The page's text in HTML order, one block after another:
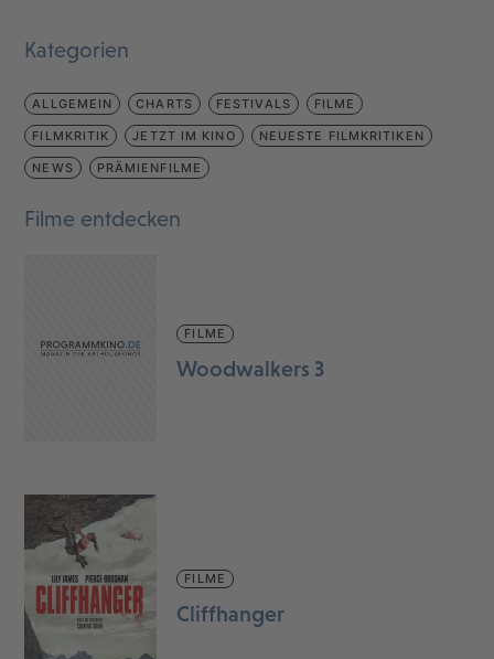
Kategorien
ALLGEMEIN CHARTS FESTIVALS FILME
FILMKRITIK JETZT IM KINO NEUESTE FILMKRITIKEN
NEWS PRÄMIENFILME
Filme entdecken
FILME
Woodwalkers 3
FILME
Cliffhanger